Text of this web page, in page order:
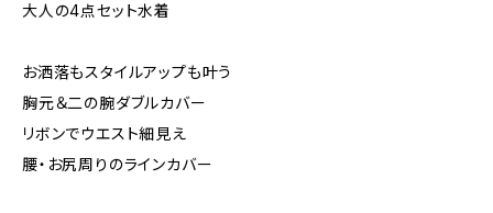
大人の4点セット水着
お洒落もスタイルアップも叶う
胸元＆二の腕ダブルカバー
リボンでウエスト細見え
腰・お尻周りのラインカバー